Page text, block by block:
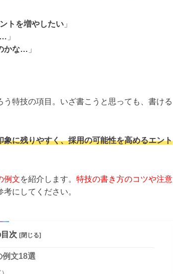
トを増やしたい 」
… 」
かな… 」
特技の項目。いざ書こうと思っても、書ける
象に残りやすく、採用の可能性を高めるエント
例文を紹介します。 特技の書き方のコツや注意
にしてください。
次 [閉じる]
例文18選